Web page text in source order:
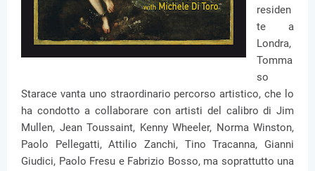
residen
te a
Londra,
Tomma
so
Starace vanta uno straordinario percorso artistico, che lo
ha condotto a collaborare con artisti del calibro di Jim
Mullen, Jean Toussaint, Kenny Wheeler, Norma Winston,
Paolo Pellegatti, Attilio Zanchi, Tino Tracanna, Gianni
Giudici, Paolo Fresu e Fabrizio Bosso, ma soprattutto una